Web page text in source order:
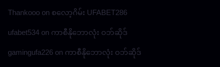
Thankooo on စလော့ဂိမ်း UFABET286
ufabet534 on ကာစီနိုဘောလုံး ဝဘ်ဆိုဒ်
gamingufa226 on ကာစီနိုဘောလုံး ဝဘ်ဆိုဒ်